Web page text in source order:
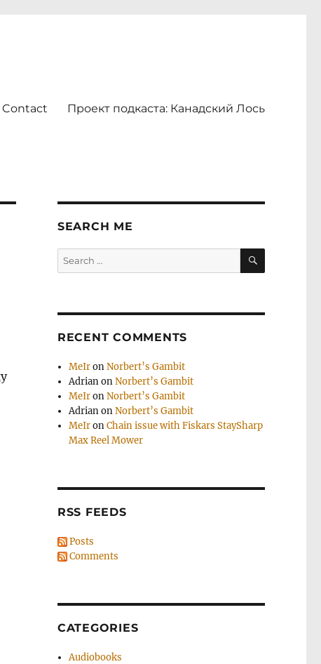
Проект подкаста: Канадский Лось
SEARCH ME
Search
for:
SEARCH
RECENT COMMENTS
MeIronNorbert’s Gambit
AdrianonNorbert’s Gambit
MeIronNorbert’s Gambit
AdrianonNorbert’s Gambit
MeIronChain issue with Fiskars StaySharp
Max Reel Mower
RSS FEEDS
Posts
Comments
CATEGORIES
Audiobooks